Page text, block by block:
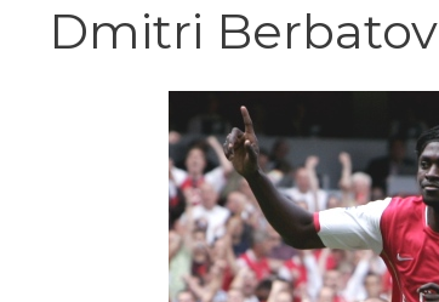
Dmitri Berbatov